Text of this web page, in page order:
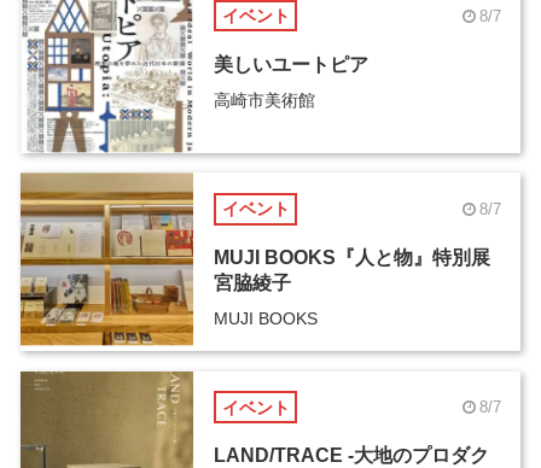
イベント 8/7
美しいユートピア
高崎市美術館
イベント 8/7
MUJI BOOKS『人と物』特別展
宮脇綾子
MUJI BOOKS
イベント 8/7
LAND/TRACE -大地のプロダク